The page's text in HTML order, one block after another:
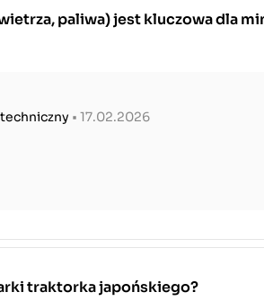
paliwa) jest kluczowa dla
• 17.02.2026
traktorka japońskiego?